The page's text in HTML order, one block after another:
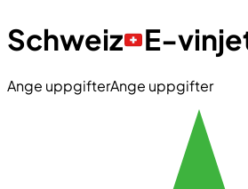
Schweiz E-
Ange uppgifterAnge uppgifter